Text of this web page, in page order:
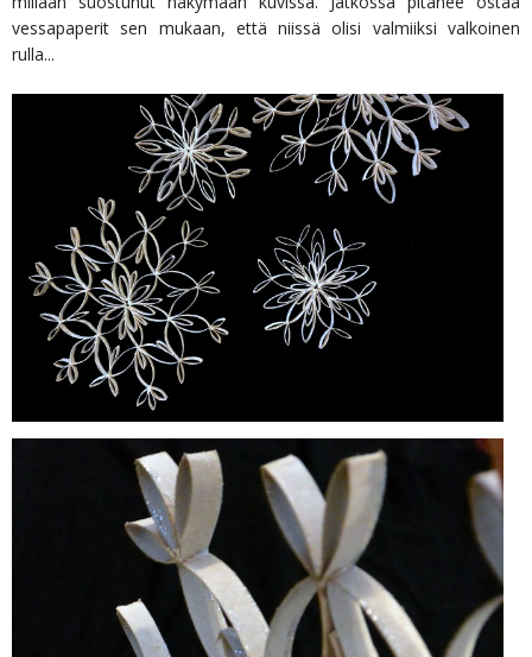
vessapaperit sen mukaan, että niissä olisi valmiiksi valkoinen
rulla...